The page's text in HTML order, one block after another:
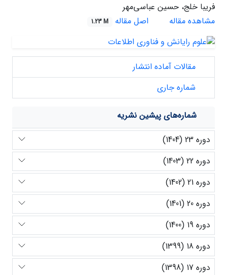
فریبا خلج، حسین عباسی‌مهر
مشاهده مقاله
اصل مقاله 1.23 M
مقالات آماده انتشار
شماره جاری
شماره‌های پیشین نشریه
دوره 23 (1404)
دوره 22 (1403)
دوره 21 (1402)
دوره 20 (1401)
دوره 19 (1400)
دوره 18 (1399)
دوره 17 (1398)